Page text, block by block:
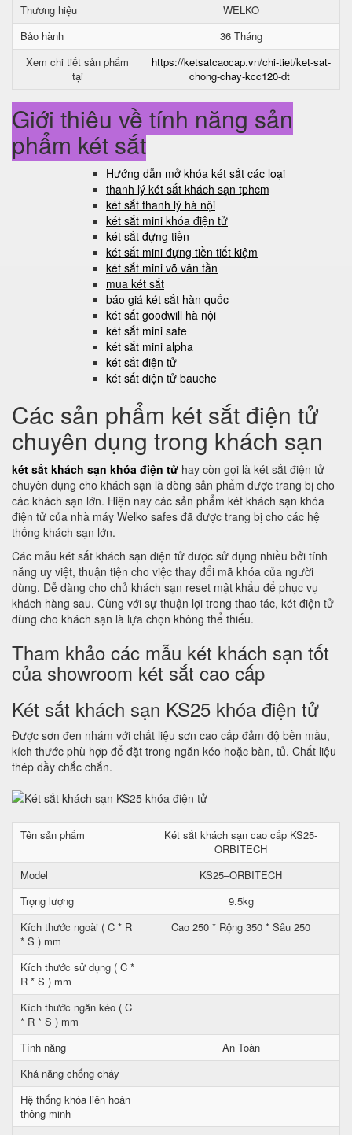
Thương hiệu
WELKO
Bảo hành
36 Tháng
Xem chi tiết sản phẩm
tại
https://ketsatcaocap.vn/chi-tiet/ket-sat-
chong-chay-kcc120-dt
Giới thiệu về tính năng sản
phẩm két sắt
Hướng dẫn mở khóa két sắt các loại
thanh lý két sắt khách sạn tphcm
két sắt thanh lý hà nội
két sắt mini khóa điện tử
két sắt đựng tiền
két sắt mini đựng tiền tiết kiệm
két sắt mini võ văn tần
mua két sắt
báo giá két sắt hàn quốc
két sắt goodwill hà nội
két sắt mini safe
két sắt mini alpha
két sắt điện tử
két sắt điện tử bauche
Các sản phẩm két sắt điện tử
chuyên dụng trong khách sạn
két sắt khách sạn khóa điện tử hay còn gọi là két sắt điện tử
chuyên dụng cho khách sạn là dòng sản phẩm được trang bị cho
các khách sạn lớn. Hiện nay các sản phẩm két khách sạn khóa
điện tử của nhà máy Welko safes đã được trang bị cho các hệ
thống khách sạn lớn.
Các mẫu két sắt khách sạn điện tử được sử dụng nhiều bởi tính
năng uy việt, thuận tiện cho việc thay đổi mã khóa của người
dùng. Dễ dàng cho chủ khách sạn reset mật khẩu để phục vụ
khách hàng sau. Cùng với sự thuận lợi trong thao tác, két điện tử
dùng cho khách sạn là lựa chọn không thể thiếu.
Tham khảo các mẫu két khách sạn tốt
của showroom két sắt cao cấp
Két sắt khách sạn KS25 khóa điện tử
Được sơn đen nhám với chất liệu sơn cao cấp đảm độ bền mầu,
kích thước phù hợp để đặt trong ngăn kéo hoặc bàn, tủ. Chất liệu
thép dầy chắc chắn.
Tên sản phẩm
Két sắt khách sạn cao cấp KS25-
ORBITECH
Model
KS25–ORBITECH
Trọng lượng
9.5kg
Kích thước ngoài ( C * R
* S ) mm
Cao 250 * Rộng 350 * Sâu 250
Kích thước sử dụng ( C *
R * S ) mm
Kích thước ngăn kéo ( C
* R * S ) mm
Tính năng
An Toàn
Khả năng chống cháy
Hệ thống khóa liên hoàn
thông minh